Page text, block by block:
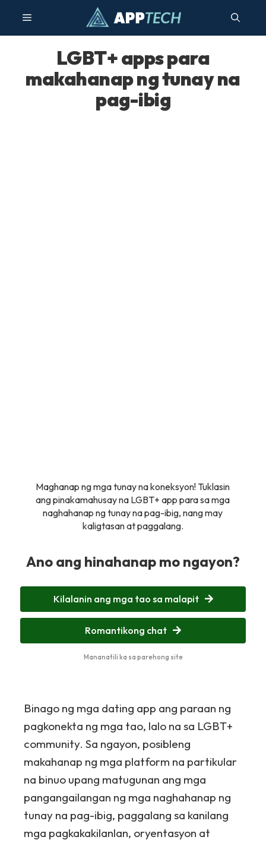
nilalaman
Menu
LGBT+ apps para
makahanap ng tunay na
pag-ibig
Maghanap ng mga tunay na koneksyon! Tuklasin
ang pinakamahusay na LGBT+ app para sa mga
naghahanap ng tunay na pag-ibig, nang may
kaligtasan at paggalang.
Ano ang hinahanap mo ngayon?
Kilalanin ang mga tao sa malapit
Romantikong chat
Mananatili ka sa parehong site
Binago ng mga dating app ang paraan ng
pagkonekta ng mga tao, lalo na sa LGBT+
community. Sa ngayon, posibleng
makahanap ng mga platform na partikular
na binuo upang matugunan ang mga
pangangailangan ng mga naghahanap ng
tunay na pag-ibig, paggalang sa kanilang
mga pagkakakilanlan, oryentasyon at